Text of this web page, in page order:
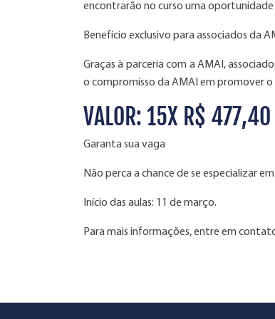
encontrarão no curso uma
Benefício exclusivo para associados da
Graças à parceria com a AMAI,
o compromisso da AMAI em promover
VALOR: 15X R$ 477,40
Garanta sua vaga
Não perca a chance de se especializar
Início das aulas: 11 de março.
Para mais informações, entre em